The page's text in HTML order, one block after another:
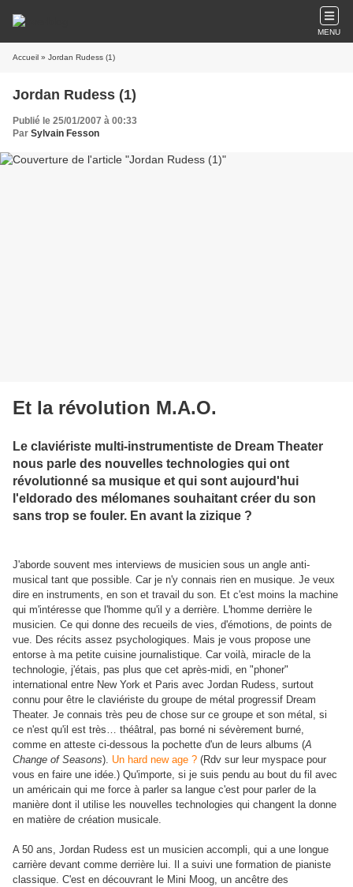
MENU
Accueil » Jordan Rudess (1)
Jordan Rudess (1)
Publié le 25/01/2007 à 00:33
Par Sylvain Fesson
Et la révolution M.A.O.
Le claviériste multi-instrumentiste de Dream Theater
nous parle des nouvelles technologies qui ont
révolutionné sa musique et qui sont aujourd'hui
l'eldorado des mélomanes souhaitant créer du son
sans trop se fouler. En avant la zizique ?
J'aborde souvent mes interviews de musicien sous un angle anti-
musical tant que possible. Car je n'y connais rien en musique. Je veux
dire en instruments, en son et travail du son. Et c'est moins la machine
qui m'intéresse que l'homme qu'il y a derrière. L'homme derrière le
musicien. Ce qui donne des recueils de vies, d'émotions, de points de
vue. Des récits assez psychologiques. Mais je vous propose une
entorse à ma petite cuisine journalistique. Car voilà, miracle de la
technologie, j'étais, pas plus que cet après-midi, en "phoner"
international entre New York et Paris avec Jordan Rudess, surtout
connu pour être le claviériste du groupe de métal progressif Dream
Theater. Je connais très peu de chose sur ce groupe et son métal, si
ce n'est qu'il est très… théâtral, pas borné ni sévèrement burné,
comme en atteste ci-dessous la pochette d'un de leurs albums (A
Change of Seasons). Un hard new age ? (Rdv sur leur myspace pour
vous en faire une idée.) Qu'importe, si je suis pendu au bout du fil avec
un américain qui me force à parler sa langue c'est pour parler de la
manière dont il utilise les nouvelles technologies qui changent la donne
en matière de création musicale.
A 50 ans, Jordan Rudess est un musicien accompli, qui a une longue
carrière devant comme derrière lui. Il a suivi une formation de pianiste
classique. C'est en découvrant le Mini Moog, un ancêtre des